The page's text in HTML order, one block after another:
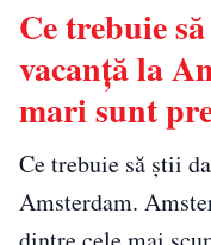
Ce trebuie
vacanță la
mari sunt
Ce trebuie să știi
Amsterdam.